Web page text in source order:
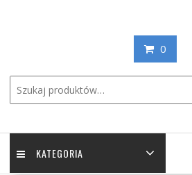
0
KATEGORIA